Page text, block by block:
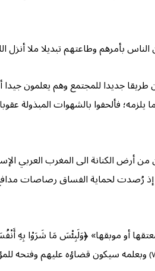
بأمرهم وطاعتهم تبديلا ملا أنزل
جديدا للمجتمع وهم يعلمون
يلزمه؛ فألحفوا بالشهوات
أرض الكنانة الى المغرب العربي
رُصدت لحماية الفساق رصاصات
أو موبقها» ﴿وَلَبِئْسَ مَا شَرَوْا بِهِ
وبعلمه سيكون قضاؤه عليهم وفتحه